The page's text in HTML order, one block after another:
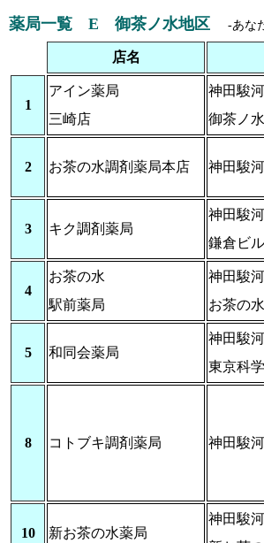
薬局一覧 E 御茶ノ水地区 -あな
店名
1
アイン薬局
三崎店
神田駿
御茶ノ
2 お茶の水調剤薬局本店 神田駿
3 キク調剤薬局
神田駿
鎌倉ビ
4
お茶の水
駅前薬局
神田駿
お茶の
5 和同会薬局
神田駿
東京科
8 コトブキ調剤薬局 神田駿
10 新お茶の水薬局
神田駿